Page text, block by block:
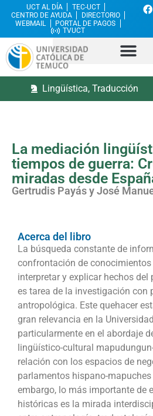
UCT AL DÍA
TEC-UCT
CENTRO DE AYUDA
DIRECTORIO
WEBMAIL
PORTAL DE PAGOS
TVUCT
Lingüística, Traducción
La mediación
tiempos de guerra:
miradas desde
Gertrudis Payás y José
Acerca del libro
La búsqueda constante de
confrontación de
interpretar y explicar hechos del
es tarea de la investigación con
antropológica. Este quehacer
gran relevancia en la
particularmente en el abordaje
lingüístico-cultural
relación con los espacios de
parlamentos hispano-
embargo, lo más importante de
históricas es la mirada